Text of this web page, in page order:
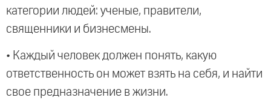
категории людей: ученые, правители,
священники и бизнесмены.
• Каждый человек должен понять, какую
ответственность он может взять на себя, и найти
свое предназначение в жизни.